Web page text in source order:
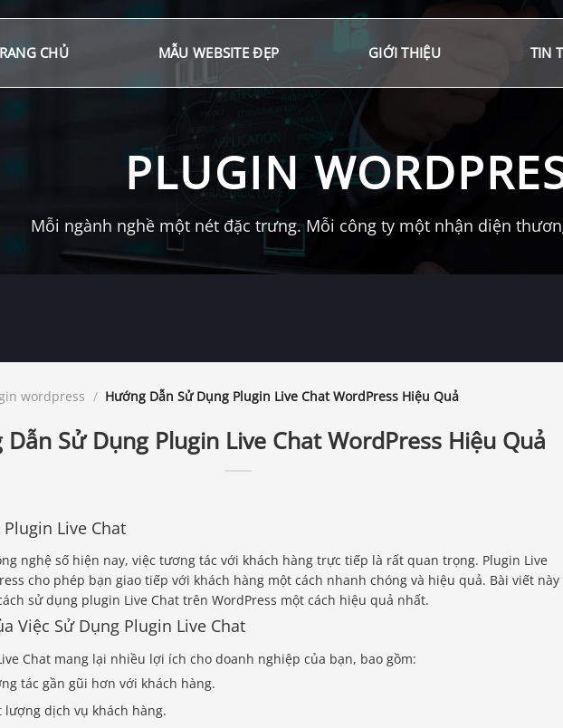
CHỦ MẪU WEBSITE ĐẸP GIỚI THIỆU TIN
PLUGIN
Mỗi ngành nghề một nét đặc trưng. Mỗi công ty một nhận diện
wordpress / Hướng Dẫn Sử Dụng Plugin Live Chat WordPress Hiệu Quả
Dẫn Sử Dụng Plugin Live Chat WordPress Hiệu Quả
Live Chat
nghệ số hiện nay, việc tương tác với khách hàng trực tiếp là rất quan trọng. Plugin Live
cho phép bạn giao tiếp với khách hàng một cách nhanh chóng và hiệu quả. Bài viết này
sử dụng plugin Live Chat trên WordPress một cách hiệu quả nhất.
Việc Sử Dụng Plugin Live Chat
Chat mang lại nhiều lợi ích cho doanh nghiệp của bạn, bao gồm:
tác gần gũi hơn với khách hàng.
lượng dịch vụ khách hàng.